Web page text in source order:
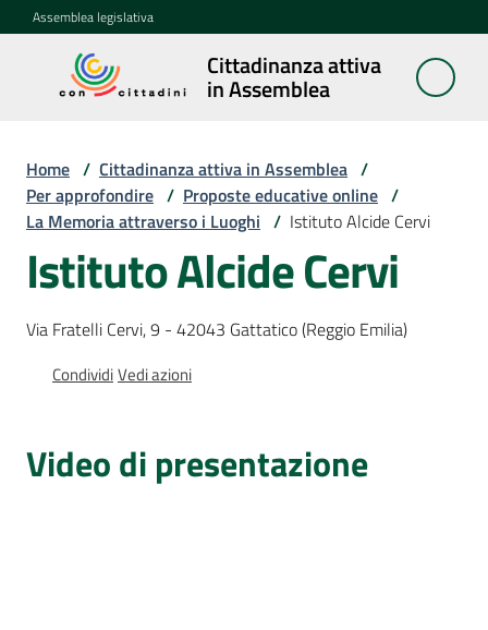
Vai al contenuto
Vai alla navigazione
Vai al footer
Assemblea legislativa
Cittadinanza attiva
in Assemblea
Cittadinanza
attiva in
Concittadini
Porte
in
itineranti
Home / Cittadinanza attiva in Assemblea /
Per approfondire / Proposte educative online /
La Memoria attraverso i Luoghi / Istituto Alcide Cervi
Istituto Alcide Cervi
Via Fratelli Cervi, 9 - 42043 Gattatico (Reggio Emilia)
CondividiVedi azioni
Video di presentazione